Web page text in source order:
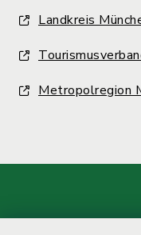
Landkreis
Metropolregion